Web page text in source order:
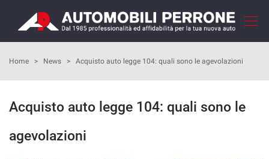
HOME
Home > News > Acquisto auto legge 104: quali sono le agevolazioni
Acquisto auto legge 104: quali sono le
agevolazioni
tue
preferenze
di
seguente
pannello
consente